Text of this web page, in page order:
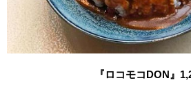
『ロコモコDON』